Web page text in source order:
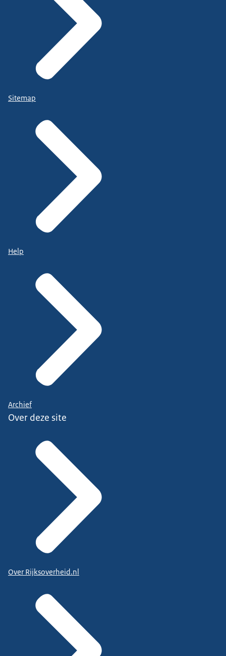
Sitemap
Help
Archief
Over deze site
Over Rijksoverheid.nl